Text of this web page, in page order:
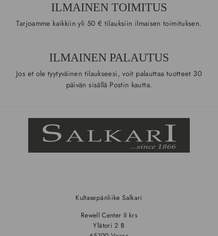
ILMAINEN TOIMITUS
Tarjoamme kaikkiin yli 50 € tilauksiin ilmaisen toimituksen.
ILMAINEN PALAUTUS
Jos et ole tyytyväinen tilaukseesi, voit palauttaa tuotteet 30
päivän sisällä Postin kautta.
Kultasepänliike Salkari
Rewell Center II krs
Ylätori 2 B